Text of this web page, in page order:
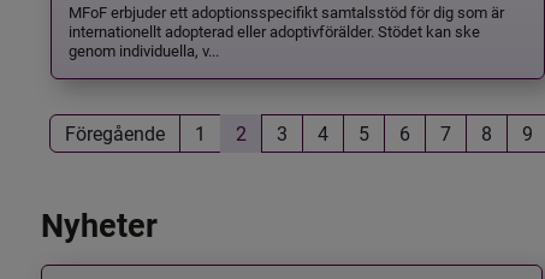
MFoF erbjuder ett adoptionsspecifikt samtalsstöd för dig som är
internationellt adopterad eller adoptivförälder. Stödet kan ske
genom individuella, v...
Föregående 1 2 3 4 5 6 7 8 9
Nyheter